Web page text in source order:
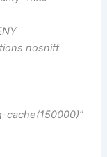
nosniff
cache(150000)”